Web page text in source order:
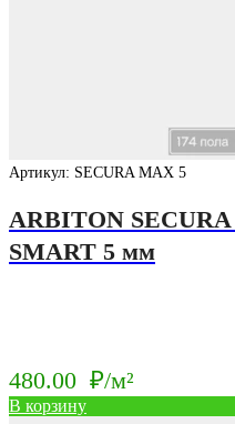
Артикул: SECURA MAX 5
ARBITON
SMART 5 мм
480.00 ₽/м²
В корзину